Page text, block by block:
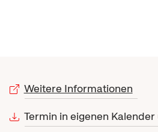
Weitere Informationen
Termin in eigenen